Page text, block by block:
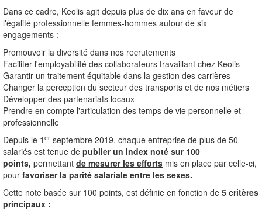
Dans ce cadre, Keolis agit depuis plus de dix ans en faveur de
l'égalité professionnelle femmes-hommes autour de six
engagements :
Promouvoir la diversité dans nos recrutements
Faciliter l'employabilité des collaborateurs travaillant chez Keolis
Garantir un traitement équitable dans la gestion des carrières
Changer la perception du secteur des transports et de nos métiers
Développer des partenariats locaux
Prendre en compte l'articulation des temps de vie personnelle et
professionnelle
Depuis le 1 er septembre 2019, chaque entreprise de plus de 50
salariés est tenue de publier un index noté sur 100
points, permettant de mesurer les efforts mis en place par celle-ci,
pour favoriser la parité salariale entre les sexes.
Cette note basée sur 100 points, est définie en fonction de 5 critères
principaux :